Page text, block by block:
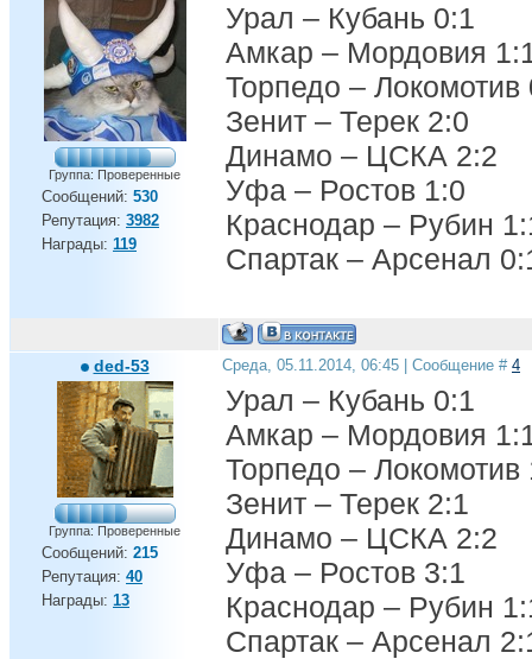
Группа: Проверенные
Сообщений: 530
Репутация: 3982
Награды: 119
Урал – Кубань 0:1
Амкар – Мордовия
Торпедо – Локомотив
Зенит – Терек 2:0
Динамо – ЦСКА 2:2
Уфа – Ростов 1:0
Краснодар – Рубин
Спартак – Арсенал
ded-53
Группа: Проверенные
Сообщений: 215
Репутация: 40
Награды: 13
Среда, 05.11.2014, 06:45 | Сообщение # 4
Урал – Кубань 0:1
Амкар – Мордовия
Торпедо – Локомотив
Зенит – Терек 2:1
Динамо – ЦСКА 2:2
Уфа – Ростов 3:1
Краснодар – Рубин
Спартак – Арсенал